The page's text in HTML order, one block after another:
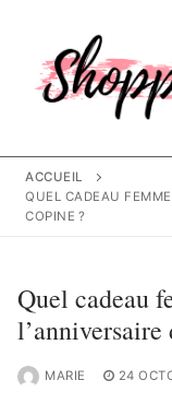
contenu
ACCUEIL
QUEL CADEAU FEMME
COPINE ?
Quel cadeau
l’anniversaire
MARIE 24